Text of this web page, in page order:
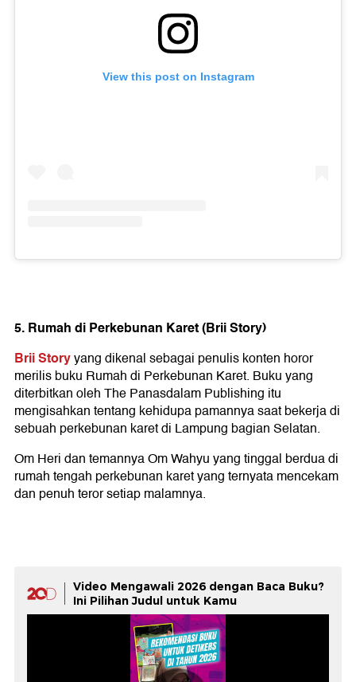
View this post on Instagram
5. Rumah di Perkebunan Karet (Brii Story)
Brii Storyyang dikenal sebagai penulis konten horor
merilis buku Rumah di Perkebunan Karet. Buku yang
diterbitkan oleh The Panasdalam Publishing itu
mengisahkan tentang kehidupa pamannya saat bekerja di
sebuah perkebunan karet di Lampung bagian Selatan.
Om Heri dan temannya Om Wahyu yang tinggal berdua di
rumah tengah perkebunan karet yang ternyata mencekam
dan penuh teror setiap malamnya.
Video Mengawali 2026 dengan Baca Buku?
Ini Pilihan Judul untuk Kamu